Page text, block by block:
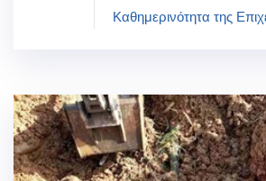
Καθημερινότητα της